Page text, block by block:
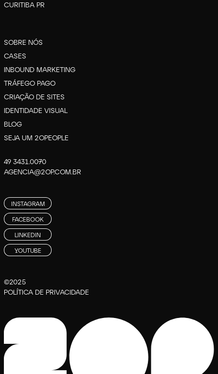
CURITIBA PR
SOBRE NÓS
CASES
INBOUND MARKETING
TRÁFEGO PAGO
CRIAÇÃO DE SITES
IDENTIDADE VISUAL
BLOG
SEJA UM 2OPEOPLE
49 3431.0070
AGENCIA@2OP.COM.BR
INSTAGRAM
FACEBOOK
LINKEDIN
YOUTUBE
©2025
POLÍTICA DE PRIVACIDADE